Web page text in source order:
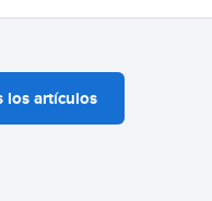
los artículos